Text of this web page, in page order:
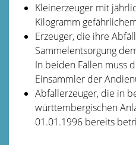
Kleinerzeuger mit
Kilogramm
Erzeuger, die ihre
Sammelentsorgung
In beiden Fällen muss
Einsammler der
Abfallerzeuger, die in
württembergischen
01.01.1996 bereits